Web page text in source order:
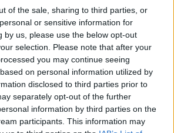
of the sale, sharing to third parties, or
or sensitive information for
by us, please use the below opt-out
selection. Please note that after your
you may continue seeing
on personal information utilized by
disclosed to third parties prior to
separately opt-out of the further
information by third parties on the
participants. This information may
με την εξέταση άλλων
κατατεθεί σε προηγούμενες
παραμένουν σε εκκρεμότητα.
το αίτημα για
κάλυψη και μετάδοση της δίκης,
που αφορά την υποχρεωτική
των κατηγορουμένων
της υπόθεσης.